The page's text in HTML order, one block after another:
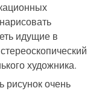
идущие в
художника.
рисунок очень